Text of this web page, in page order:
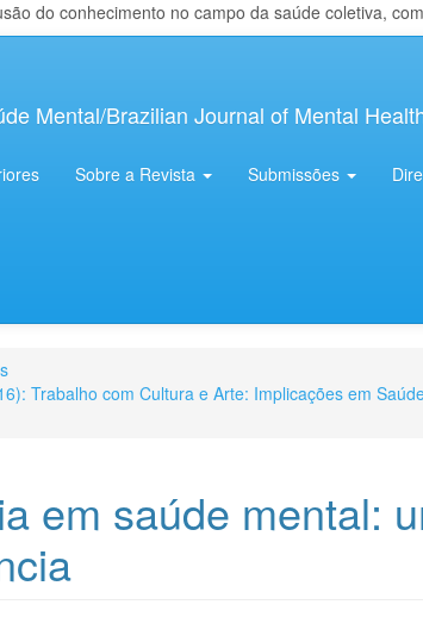
do conhecimento no campo da saúde coletiva,
Mental/Brazilian Journal of Mental
Sobre a Revista Submissões
Trabalho com Cultura e Arte: Implicações em
em saúde mental: